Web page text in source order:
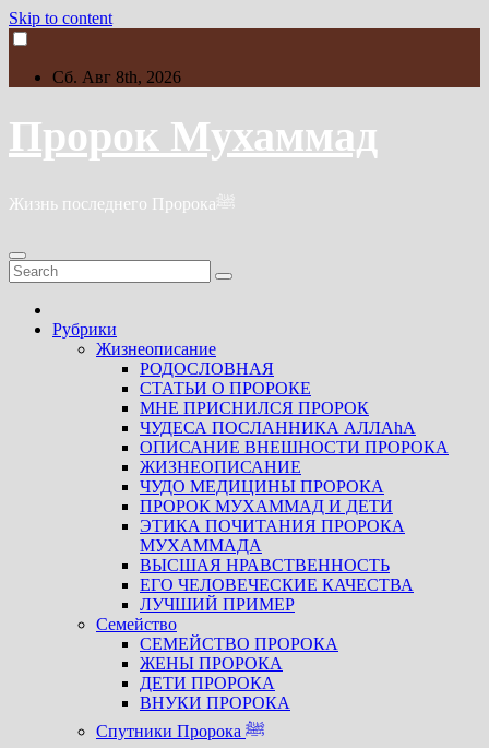
Skip to content
Сб. Авг 8th, 2026
Пророк Мухаммад
Жизнь последнего Пророкаﷺ
Рубрики
Жизнеописание
РОДОСЛОВНАЯ
СТАТЬИ О ПРОРОКЕ
МНЕ ПРИСНИЛСЯ ПРОРОК
ЧУДЕСА ПОСЛАННИКА АЛЛАhА
ОПИСАНИЕ ВНЕШНОСТИ ПРОРОКА
ЖИЗНЕОПИСАНИЕ
ЧУДО МЕДИЦИНЫ ПРОРОКА
ПРОРОК МУХАММАД И ДЕТИ
ЭТИКА ПОЧИТАНИЯ ПРОРОКА
МУХАММАДА
ВЫСШАЯ НРАВСТВЕННОСТЬ
ЕГО ЧЕЛОВЕЧЕСКИЕ КАЧЕСТВА
ЛУЧШИЙ ПРИМЕР
Семейство
СЕМЕЙСТВО ПРОРОКА
ЖЕНЫ ПРОРОКА
ДЕТИ ПРОРОКА
ВНУКИ ПРОРОКА
Спутники Пророка ﷺ